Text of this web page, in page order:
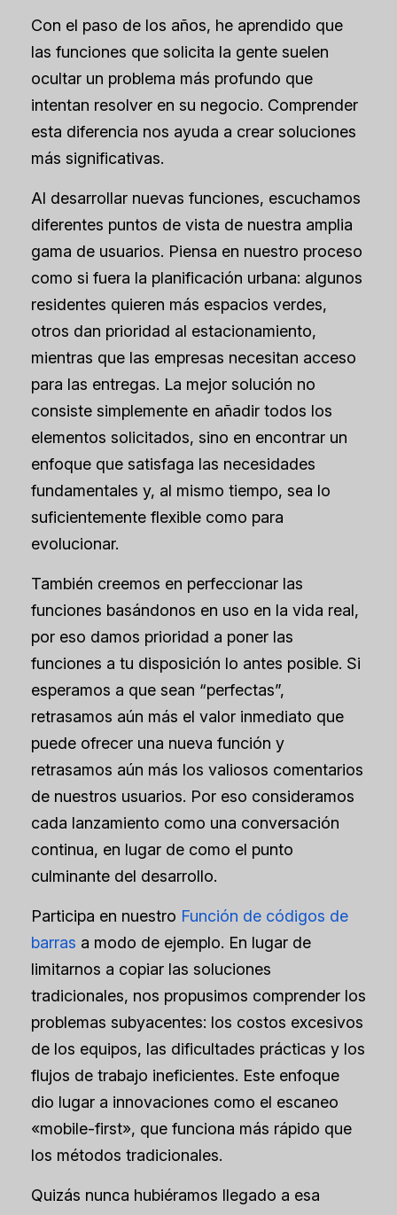
Con el paso de los años, he aprendido que
las funciones que solicita la gente suelen
ocultar un problema más profundo que
intentan resolver en su negocio. Comprender
esta diferencia nos ayuda a crear soluciones
más significativas.
Al desarrollar nuevas funciones, escuchamos
diferentes puntos de vista de nuestra amplia
gama de usuarios. Piensa en nuestro proceso
como si fuera la planificación urbana: algunos
residentes quieren más espacios verdes,
otros dan prioridad al estacionamiento,
mientras que las empresas necesitan acceso
para las entregas. La mejor solución no
consiste simplemente en añadir todos los
elementos solicitados, sino en encontrar un
enfoque que satisfaga las necesidades
fundamentales y, al mismo tiempo, sea lo
suficientemente flexible como para
evolucionar.
También creemos en perfeccionar las
funciones basándonos en uso en la vida real,
por eso damos prioridad a poner las
funciones a tu disposición lo antes posible. Si
esperamos a que sean “perfectas”,
retrasamos aún más el valor inmediato que
puede ofrecer una nueva función y
retrasamos aún más los valiosos comentarios
de nuestros usuarios. Por eso consideramos
cada lanzamiento como una conversación
continua, en lugar de como el punto
culminante del desarrollo.
Participa en nuestro Función de códigos de
barras a modo de ejemplo. En lugar de
limitarnos a copiar las soluciones
tradicionales, nos propusimos comprender los
problemas subyacentes: los costos excesivos
de los equipos, las dificultades prácticas y los
flujos de trabajo ineficientes. Este enfoque
dio lugar a innovaciones como el escaneo
«mobile-first», que funciona más rápido que
los métodos tradicionales.
Quizás nunca hubiéramos llegado a esa